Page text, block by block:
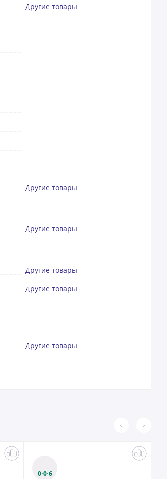
Другие товары
Другие товары
Другие товары
Другие товары
Другие товары
Другие товары
0·0·6